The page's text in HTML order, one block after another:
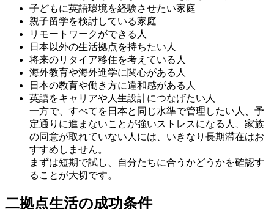
子どもに英語環境を経験させたい家庭
親子留学を検討している家庭
リモートワークができる人
日本以外の生活拠点を持ちたい人
将来のリタイア移住を考えている人
海外教育や海外進学に関心がある人
日本の教育や働き方に違和感がある人
英語をキャリアや人生設計につなげたい人
一方で、すべてを日本と同じ水準で管理したい人、予
定通りに進まないことが強いストレスになる人、家族
の同意が取れていない人には、いきなり長期滞在はお
すすめしません。
まずは短期で試し、自分たちに合うかどうかを確認す
ることが大切です。
二拠点生活の成功条件